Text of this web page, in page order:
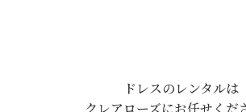
ドレスのレンタルは